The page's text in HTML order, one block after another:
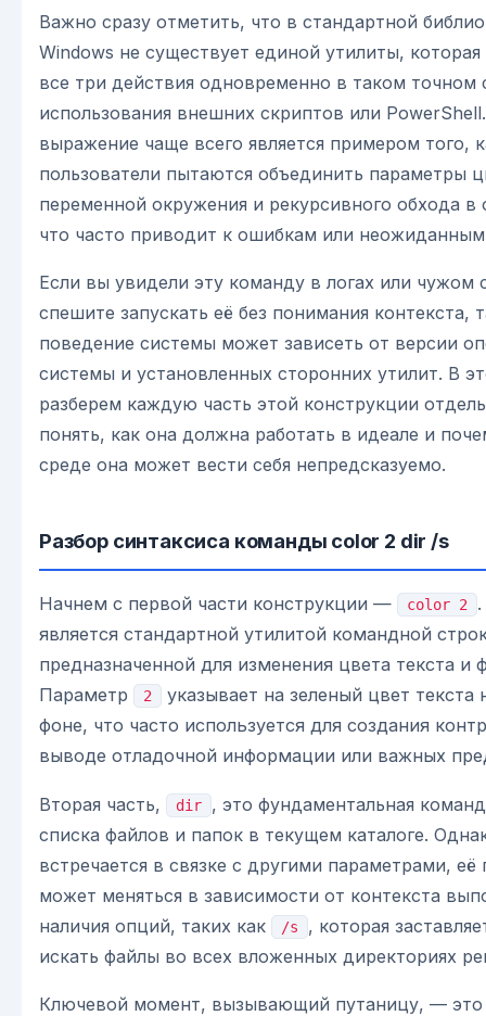
Важно сразу отметить, что в стандартной
Windows не существует единой утилиты,
все три действия одновременно в таком точном
использования внешних скриптов или
выражение чаще всего является примером того,
пользователи пытаются объединить параметры
переменной окружения и рекурсивного обхода в
что часто приводит к ошибкам или неожиданным
Если вы увидели эту команду в логах или чужом
спешите запускать её без понимания контекста,
поведение системы может зависеть от версии
системы и установленных сторонних утилит. В
разберем каждую часть этой конструкции
понять, как она должна работать в идеале и
среде она может вести себя непредсказуемо.
Разбор синтаксиса команды color 2 dir /s
Начнем с первой части конструкции — color 2
является стандартной утилитой командной
предназначенной для изменения цвета текста и
Параметр
2
указывает на зеленый цвет текста
фоне, что часто используется для создания
выводе отладочной информации или важных
Вторая часть, dir
, это фундаментальная
списка файлов и папок в текущем каталоге.
встречается в связке с другими параметрами, её
может меняться в зависимости от контекста
наличия опций, таких как
/s
, которая
искать файлы во всех вложенных директориях
Ключевой момент, вызывающий путаницу, — это